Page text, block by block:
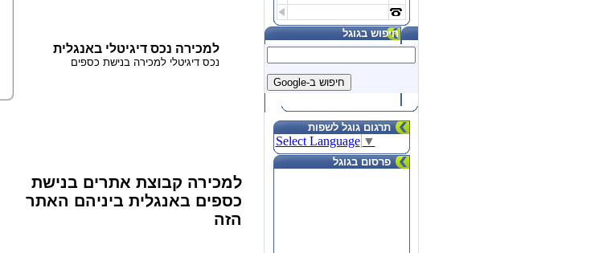
חיפוש בגוגל
תרגום גוגל לשפות
Select Language ▼
פרסום בגוגל
למכירה נכס דיגיטלי באנגלית
נכס דיגיטלי למכירה בנישת כספים
למכירה קבוצת אתרים בנישת
כספים באנגלית ביניהם האתר
הזה